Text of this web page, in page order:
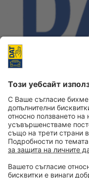
Вечерта на 8.12.2021 г.
налага заради нуждата